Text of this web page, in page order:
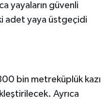
yayaların güvenli
adet yaya üstgeçidi
bin metreküplük kazı
Ayrıca